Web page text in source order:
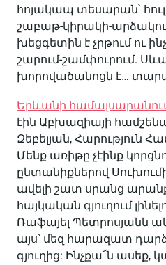
հոյակապ տեսարան՝
շաբաթ-կիրակի-
խեցգետին է չրթում ու
շարում-շամփուրում.
խորովածանոցն է…
Երևանի
էին Աբխազիայի
Զեբելյան, Հարություն
Մենք առիթը չէինք
ընտանիքներով
ավելի շատ սրանց
հայկական գյուղում
Ռաֆայել Պետրոսյանն
այս՝ մեզ հարազատ
գյուղից: Ինչքա՜ն ասեք,